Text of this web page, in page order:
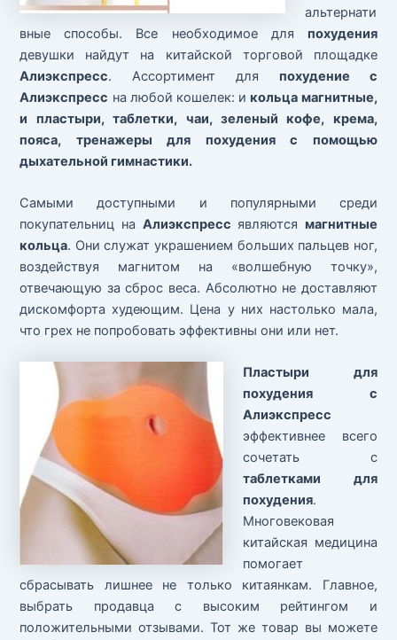
альтернати
вные способы. Все необходимое для похудения
девушки найдут на китайской торговой площадке
Алиэкспресс. Ассортимент для похудение с
Алиэкспресс на любой кошелек: икольца магнитные,
и пластыри, таблетки, чаи, зеленый кофе, крема,
пояса, тренажеры для похудения с помощью
дыхательной гимнастики.
Самыми доступными и популярными среди
покупательниц на Алиэкспресс являются магнитные
кольца. Они служат украшением больших пальцев ног,
воздействуя магнитом на «волшебную точку»,
отвечающую за сброс веса. Абсолютно не доставляют
дискомфорта худеющим. Цена у них настолько мала,
что грех не попробовать эффективны они или нет.
Пластыри для
похудения с
Алиэкспресс
эффективнее всего
сочетать с
таблетками для
похудения.
Многовековая
китайская медицина
помогает
сбрасывать лишнее не только китаянкам. Главное,
выбрать продавца с высоким рейтингом и
положительными отзывами. Тот же товар вы можете